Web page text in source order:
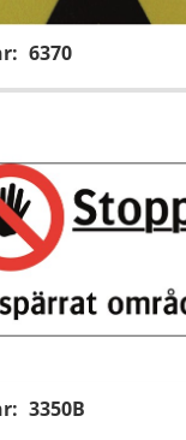
6370
3350B